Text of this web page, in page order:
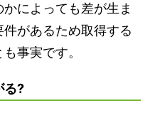
によっても差が生ま
があるため取得する
事実です。
る?